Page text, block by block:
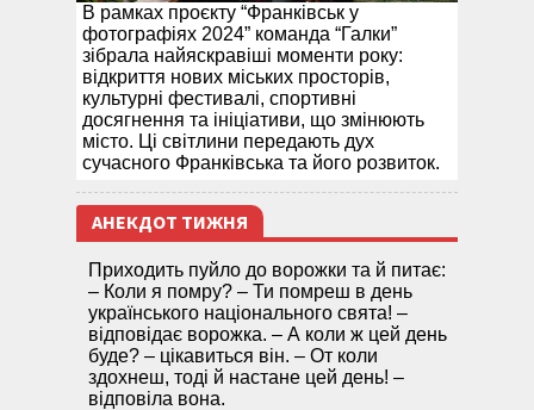
В рамках проєкту “Франківськ у
фотографіях 2024” команда “Галки”
зібрала найяскравіші моменти року:
відкриття нових міських просторів,
культурні фестивалі, спортивні
досягнення та ініціативи, що змінюють
місто. Ці світлини передають дух
сучасного Франківська та його розвиток.
АНЕКДОТ ТИЖНЯ
Приходить пуйло до ворожки та й питає:
– Коли я помру? – Ти помреш в день
українського національного свята! –
відповідає ворожка. – А коли ж цей день
буде? – цікавиться він. – От коли
здохнеш, тоді й настане цей день! –
відповіла вона.